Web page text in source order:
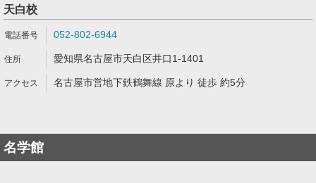
天白校
052-802-6944
愛知県名古屋市天白区井口1-1401
名古屋市営地下鉄鶴舞線 原より 徒歩 約5分
名学館